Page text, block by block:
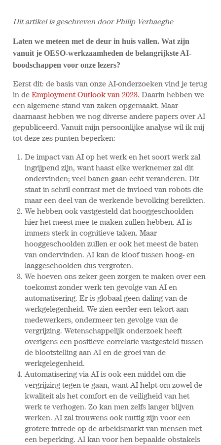
Dit artikel is geschreven door Philip Verhaeghe
Laten we meteen met de deur in huis vallen. Wat zijn
vanuit je OESO-werkzaamheden de belangrijkste AI-
boodschappen voor onze lezers?
Eerst dit: de basis van onze AI-onderzoeken vind je terug
in deEmployment Outlook van 2023. Daarin hebben we
een algemene stand van zaken opgemaakt. Maar
daarnaast hebben we nog diverse andere papers over AI
gepubliceerd. Vanuit mijn persoonlijke analyse wil ik mij
tot deze zes punten beperken:
De impact van AI op het werk en het soort werk zal
ingrijpend zijn, want haast elke werknemer zal dit
ondervinden; veel banen gaan echt veranderen. Dit
staat in schril contrast met de invloed van robots die
maar een deel van de werkende bevolking bereikten.
We hebben ook vastgesteld dat hooggeschoolden
hier het meest mee te maken zullen hebben. AI is
immers sterk in cognitieve taken. Maar
hooggeschoolden zullen er ook het meest de baten
van ondervinden. AI kan de kloof tussen hoog- en
laaggeschoolden dus vergroten.
We hoeven ons zeker geen zorgen te maken over een
toekomst zonder werk ten gevolge van AI en
automatisering. Er is globaal geen daling van de
werkgelegenheid. We zien eerder een tekort aan
medewerkers, ondermeer ten gevolge van de
vergrijzing. Wetenschappelijk onderzoek heeft
overigens een positieve correlatie vastgesteld tussen
de blootstelling aan AI en de groei van de
werkgelegenheid.
Automatisering via AI is ook een middel om die
vergrijzing tegen te gaan, want AI helpt om zowel de
kwaliteit als het comfort en de veiligheid van het
werk te verhogen. Zo kan men zelfs langer blijven
werken. AI zal trouwens ook nuttig zijn voor een
grotere intrede op de arbeidsmarkt van mensen met
een beperking. AI kan voor hen bepaalde obstakels